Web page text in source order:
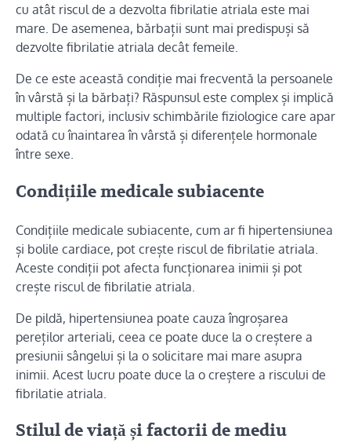
cu atât riscul de a dezvolta fibrilatie atriala este mai
mare. De asemenea, bărbații sunt mai predispuși să
dezvolte fibrilatie atriala decât femeile.
De ce este această condiție mai frecventă la persoanele
în vârstă și la bărbați? Răspunsul este complex și implică
multiple factori, inclusiv schimbările fiziologice care apar
odată cu înaintarea în vârstă și diferențele hormonale
între sexe.
Condițiile medicale subiacente
Condițiile medicale subiacente, cum ar fi hipertensiunea
și bolile cardiace, pot crește riscul de fibrilatie atriala.
Aceste condiții pot afecta funcționarea inimii și pot
crește riscul de fibrilatie atriala.
De pildă, hipertensiunea poate cauza îngroșarea
pereților arteriali, ceea ce poate duce la o creștere a
presiunii sângelui și la o solicitare mai mare asupra
inimii. Acest lucru poate duce la o creștere a riscului de
fibrilatie atriala.
Stilul de viață și factorii de mediu